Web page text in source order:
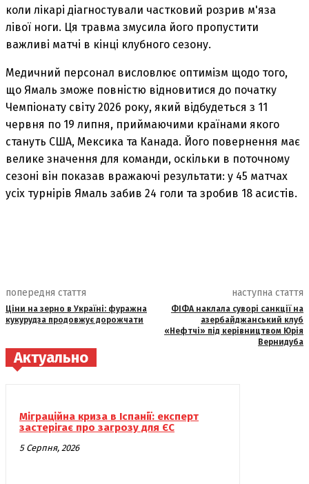
коли лікарі діагностували частковий розрив м'яза
лівої ноги. Ця травма змусила його пропустити
важливі матчі в кінці клубного сезону.
Медичний персонал висловлює оптимізм щодо того,
що Ямаль зможе повністю відновитися до початку
Чемпіонату світу 2026 року, який відбудеться з 11
червня по 19 липня, приймаючими країнами якого
стануть США, Мексика та Канада. Його повернення має
велике значення для команди, оскільки в поточному
сезоні він показав вражаючі результати: у 45 матчах
усіх турнірів Ямаль забив 24 голи та зробив 18 асистів.
попередня стаття
Ціни на зерно в Україні: фуражна
кукурудза продовжує дорожчати
наступна стаття
ФІФА наклала суворі санкції на
азербайджанський клуб
«Нефтчі» під керівництвом Юрія
Вернидуба
Актуально
Міграційна криза в Іспанії: експерт
застерігає про загрозу для ЄС
5 Серпня, 2026